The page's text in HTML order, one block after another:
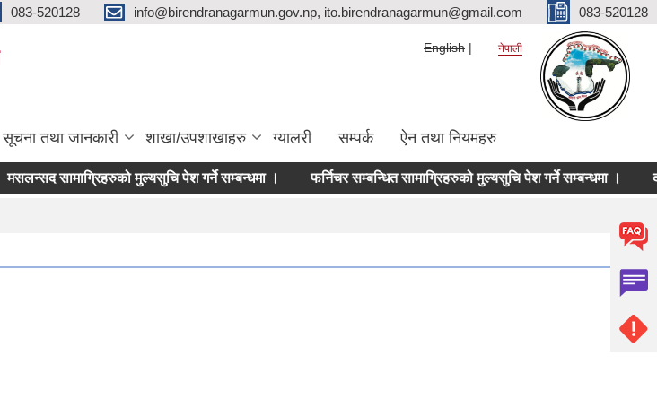
083-520128 info@birendranagarmun.gov.np, ito.birendranagarmun@gmail.com 083-520128
English नेपाली
सूचना तथा जानकारी शाखा/उपशाखाहरु ग्यालरी सम्पर्क ऐन तथा नियमहरु
मसलन्सद सामाग्रिहरुको मुल्यसुचि पेश गर्ने सम्बन्धमा । फर्निचर सम्बन्धित सामाग्रिहरुको मुल्यसुचि पेश गर्ने सम्बन्धमा । दर